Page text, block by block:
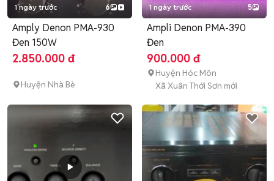
1 ngày trước 6
Amply Denon PMA-930
Đen 150W
2.850.000 đ
Huyện Nhà Bè
1 ngày trước 5
Ampli Denon PMA-390
Đen
900.000 đ
Huyện Hóc Môn
Xã Xuân Thới Sơn mới